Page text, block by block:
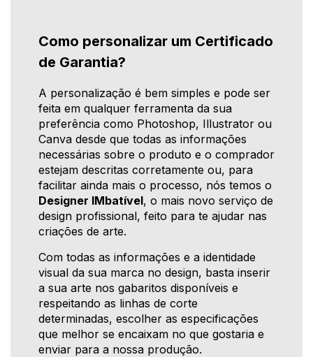
Como personalizar um Certificado
de Garantia?
A personalização é bem simples e pode ser
feita em qualquer ferramenta da sua
preferência como Photoshop, Illustrator ou
Canva desde que todas as informações
necessárias sobre o produto e o comprador
estejam descritas corretamente ou, para
facilitar ainda mais o processo, nós temos o
Designer IMbatível, o mais novo serviço de
design profissional, feito para te ajudar nas
criações de arte.
Com todas as informações e a identidade
visual da sua marca no design, basta inserir
a sua arte nos gabaritos disponíveis e
respeitando as linhas de corte
determinadas, escolher as especificações
que melhor se encaixam no que gostaria e
enviar para a nossa produção.